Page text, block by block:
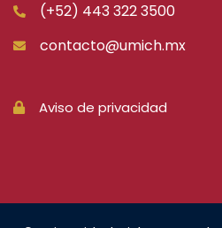
(+52) 443 322 3500
contacto@umich.mx
Aviso de privacidad